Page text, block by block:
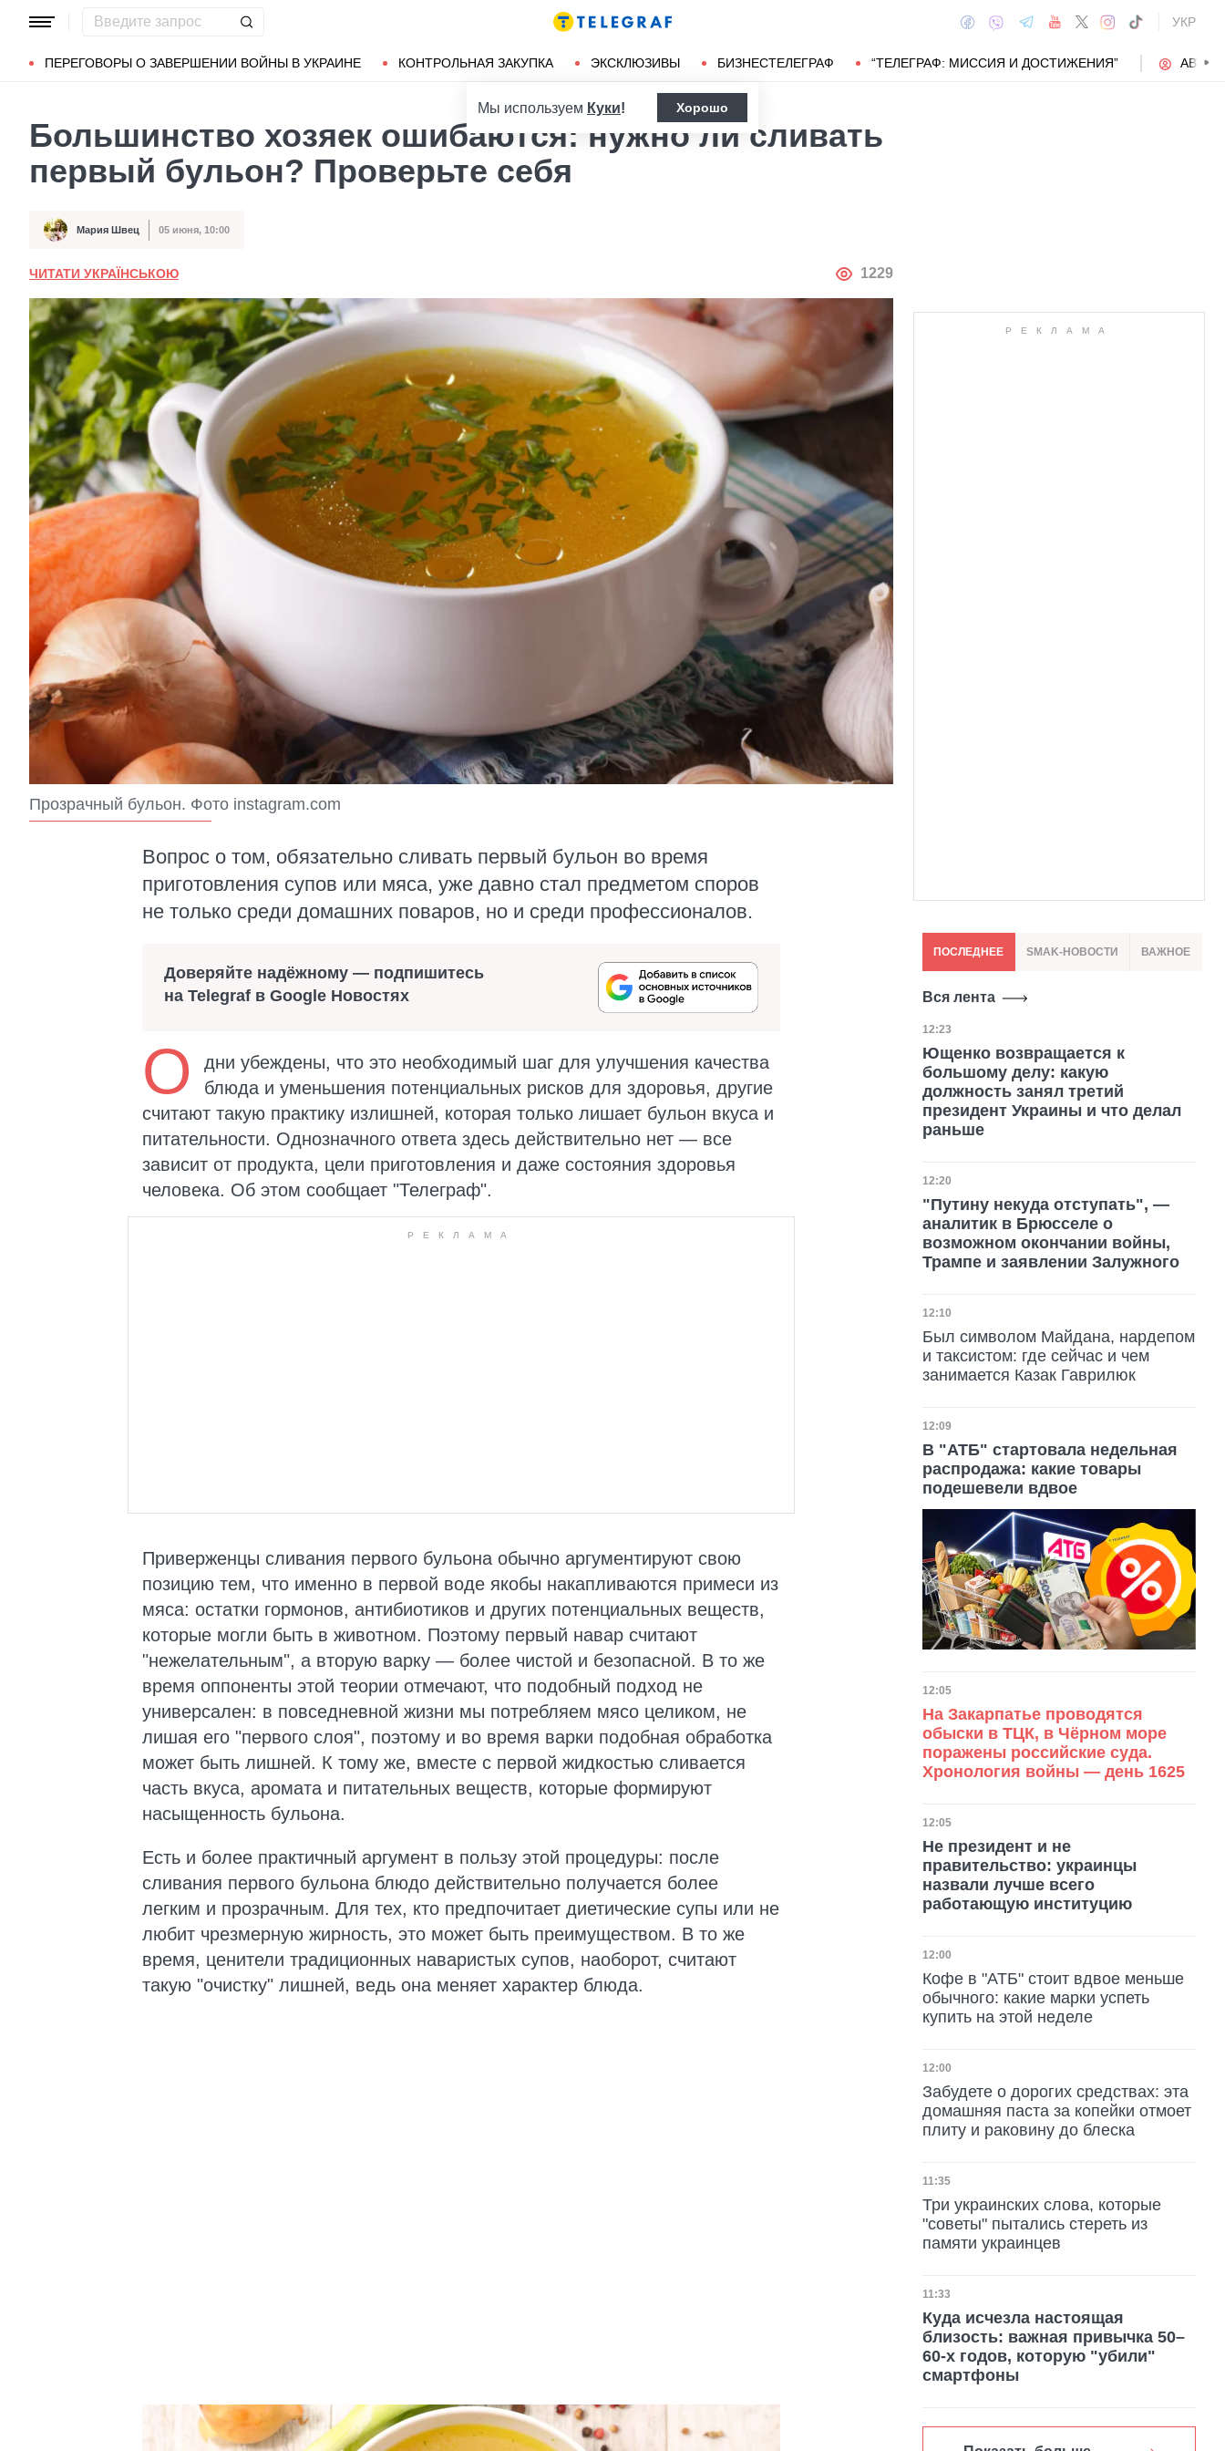
УКР
ПЕРЕГОВОРЫ О ЗАВЕРШЕНИИ ВОЙНЫ В УКРАИНЕ КОНТРОЛЬНАЯ ЗАКУПКА ЭКСКЛЮЗИВЫ БИЗНЕСТЕЛЕГРАФ “ТЕЛЕГРАФ: МИССИЯ И ДОСТИЖЕНИЯ”
Популярные запросы Мариуполь
Мы используем Куки! Хорошо
Большинство хозяек ошибаются: нужно ли сливать
первый бульон? Проверьте себя
Автор Мария Швец
Дата публикации 05 июня, 10:00
ЧИТАТИ УКРАЇНСЬКОЮ АВТОР
1229
Прозрачный бульон. Фото instagram.com
Вопрос о том, обязательно сливать первый бульон во время
приготовления супов или мяса, уже давно стал предметом споров
не только среди домашних поваров, но и среди профессионалов.
Доверяйте надёжному — подпишитесь
на Telegraf в Google Новостях
О
дни убеждены, что это необходимый шаг для улучшения качества
блюда и уменьшения потенциальных рисков для здоровья, другие
считают такую практику излишней, которая только лишает бульон вкуса и
питательности. Однозначного ответа здесь действительно нет — все
зависит от продукта, цели приготовления и даже состояния здоровья
человека. Об этом сообщает "Телеграф".
Приверженцы сливания первого бульона обычно аргументируют свою
позицию тем, что именно в первой воде якобы накапливаются примеси из
мяса: остатки гормонов, антибиотиков и других потенциальных веществ,
которые могли быть в животном. Поэтому первый навар считают
"нежелательным", а вторую варку — более чистой и безопасной. В то же
время оппоненты этой теории отмечают, что подобный подход не
универсален: в повседневной жизни мы потребляем мясо целиком, не
лишая его "первого слоя", поэтому и во время варки подобная обработка
может быть лишней. К тому же, вместе с первой жидкостью сливается
часть вкуса, аромата и питательных веществ, которые формируют
насыщенность бульона.
Есть и более практичный аргумент в пользу этой процедуры: после
сливания первого бульона блюдо действительно получается более
легким и прозрачным. Для тех, кто предпочитает диетические супы или не
любит чрезмерную жирность, это может быть преимуществом. В то же
время, ценители традиционных наваристых супов, наоборот, считают
такую "очистку" лишней, ведь она меняет характер блюда.
ПОСЛЕДНЕЕ SMAK-НОВОСТИ ВАЖНОЕ
Вся лента
Дата публикации
12:23
Ющенко возвращается к
большому делу: какую
должность занял третий
президент Украины и что делал
раньше
Дата публикации
12:20
"Путину некуда отступать", —
аналитик в Брюсселе о
возможном окончании войны,
Трампе и заявлении Залужного
Дата публикации
12:10
Был символом Майдана, нардепом
и таксистом: где сейчас и чем
занимается Казак Гаврилюк
Дата публикации
12:09
В "АТБ" стартовала недельная
распродажа: какие товары
подешевели вдвое
Дата публикации
12:05
На Закарпатье проводятся
обыски в ТЦК, в Чёрном море
поражены российские суда.
Хронология войны — день 1625
Дата публикации
12:05
Не президент и не
правительство: украинцы
назвали лучше всего
работающую институцию
Дата публикации
12:00
Кофе в "АТБ" стоит вдвое меньше
обычного: какие марки успеть
купить на этой неделе
Дата публикации
12:00
Забудете о дорогих средствах: эта
домашняя паста за копейки отмоет
плиту и раковину до блеска
Дата публикации
11:35
Три украинских слова, которые
"советы" пытались стереть из
памяти украинцев
Дата публикации
11:33
Куда исчезла настоящая
близость: важная привычка 50–
60-х годов, которую "убили"
смартфоны